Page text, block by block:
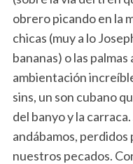
obrero picando en la
chicas (muy a lo
bananas) o las
ambientación
sins, un son cubano
del banyo y la
andábamos, perdidos
nuestros pecados.